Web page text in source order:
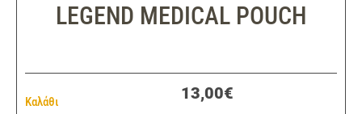
LEGEND MEDICAL POUCH
Καλάθι 13,00€